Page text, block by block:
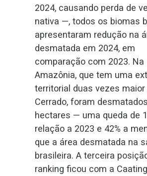
2024, causando perda de
nativa —, todos os biomas
apresentaram redução na
desmatada em 2024, em
comparação com 2023. Na
Amazônia, que tem uma
territorial duas vezes maior
Cerrado, foram
hectares — uma queda de
relação a 2023 e 42% a
que a área desmatada na
brasileira. A terceira
ranking ficou com a